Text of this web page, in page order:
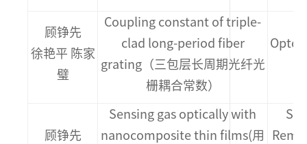
顾铮先
徐艳平 陈家
璧
Coupling constant of triple-
clad long-period fiber
grating（三包层长周期光纤光
栅耦合常数）
Opto-
顾铮先
Sensing gas optically with
nanocomposite thin films(用